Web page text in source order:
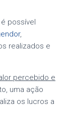
possível
,
realizados e
percebido e
uma ação
os lucros a